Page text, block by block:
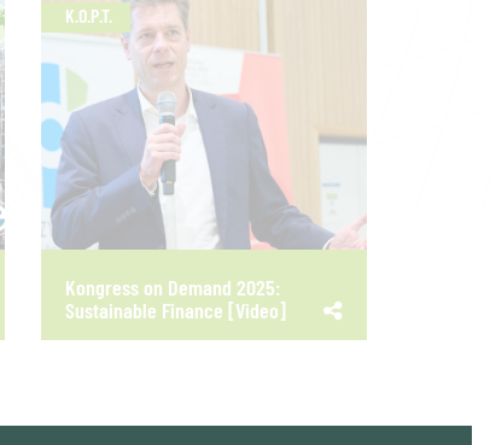
K.O.P.T.
Kongress on Demand 2025:
Sustainable Finance [Video]